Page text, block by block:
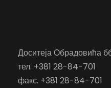
Доситеја Обрадовића
тел. +381 28-84-701
факс. +381 28-84-701